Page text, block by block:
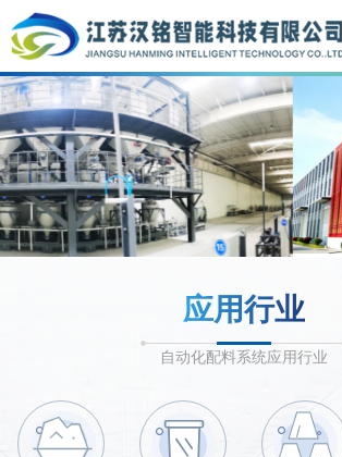
应用行业
自动化配料系统应用行业